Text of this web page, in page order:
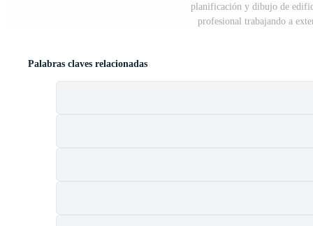
planificación y dibujo de
profesional trabajando a
Palabras claves relacionadas